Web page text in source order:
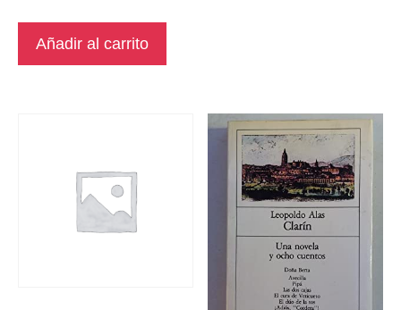
Añadir al carrito